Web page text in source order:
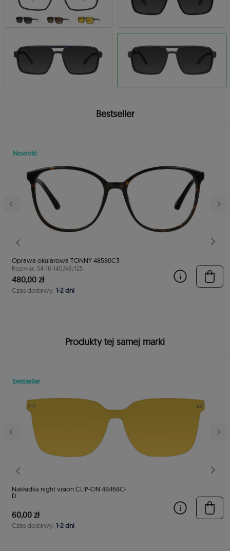
Bestseller
Poprzedni
Nowość
Oprawa okularowa TONNY 48580C3
Rozmiar: 54-16-140/48/125
480,00 zł
Czas dostawy: 1-2 dni
Produkty tej samej marki
Poprzedni
bestseller
Nakładka night vision CLIP-ON 48468C-
D
60,00 zł
Czas dostawy: 1-2 dni